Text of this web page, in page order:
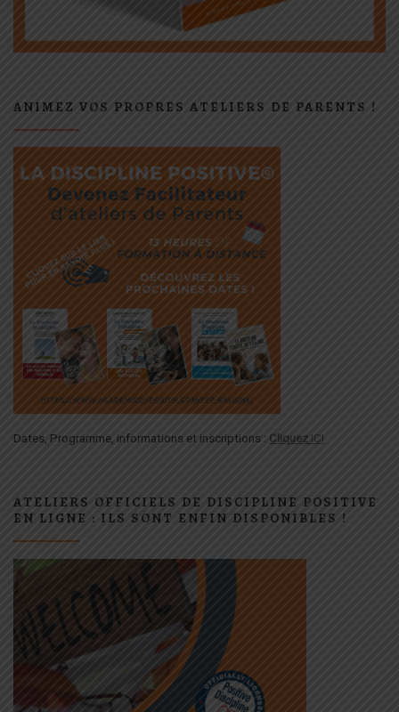
ANIMEZ VOS PROPRES ATELIERS DE PARENTS !
Dates, Programme, informations et inscriptions : Cliquez ICI
ATELIERS OFFICIELS DE DISCIPLINE POSITIVE
EN LIGNE : ILS SONT ENFIN DISPONIBLES !